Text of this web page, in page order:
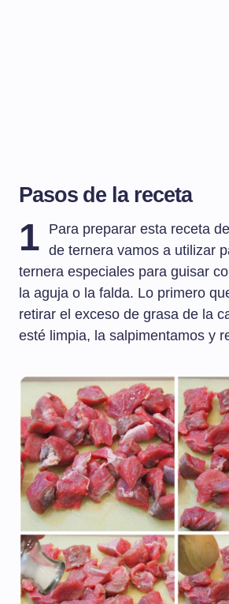
Pasos de la receta
1
Para preparar esta receta
de ternera vamos a utilizar
ternera especiales para guisar
la aguja o la falda. Lo primero
retirar el exceso de grasa de la
esté limpia, la salpimentamos y